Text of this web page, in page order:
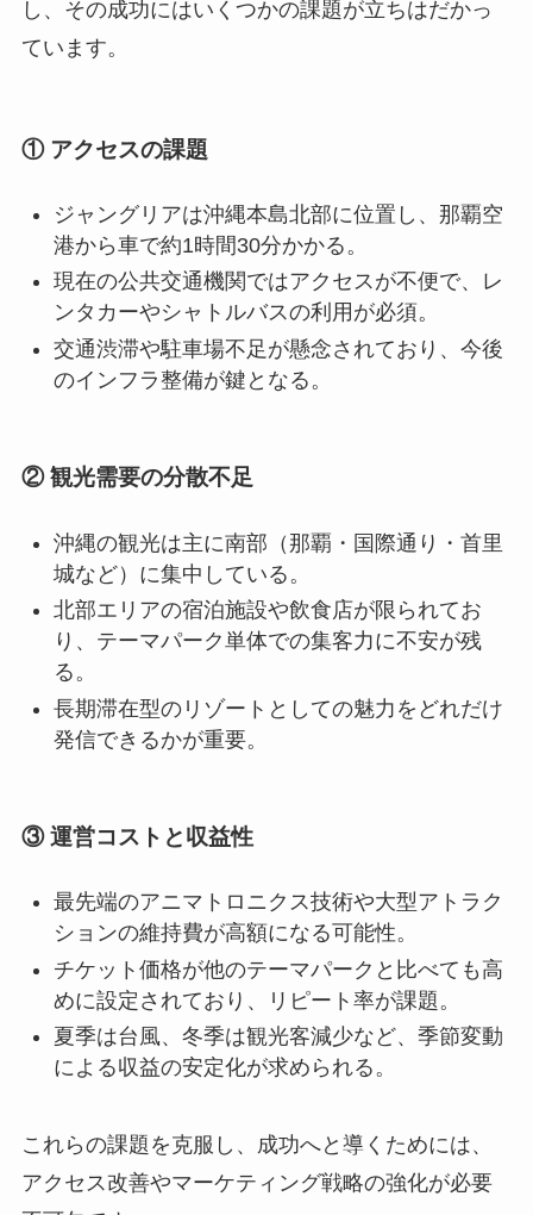
し、その成功にはいくつかの課題が立ちはだかっ
ています。
① アクセスの課題
ジャングリアは沖縄本島北部に位置し、那覇空
港から車で約1時間30分かかる。
現在の公共交通機関ではアクセスが不便で、レ
ンタカーやシャトルバスの利用が必須。
交通渋滞や駐車場不足が懸念されており、今後
のインフラ整備が鍵となる。
② 観光需要の分散不足
沖縄の観光は主に南部（那覇・国際通り・首里
城など）に集中している。
北部エリアの宿泊施設や飲食店が限られてお
り、テーマパーク単体での集客力に不安が残
る。
長期滞在型のリゾートとしての魅力をどれだけ
発信できるかが重要。
③ 運営コストと収益性
最先端のアニマトロニクス技術や大型アトラク
ションの維持費が高額になる可能性。
チケット価格が他のテーマパークと比べても高
めに設定されており、リピート率が課題。
夏季は台風、冬季は観光客減少など、季節変動
による収益の安定化が求められる。
これらの課題を克服し、成功へと導くためには、
アクセス改善やマーケティング戦略の強化が必要